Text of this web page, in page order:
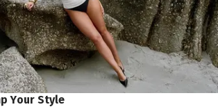
Your Style